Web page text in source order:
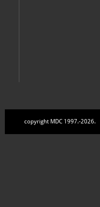
copyright MDC 1997.-2026.